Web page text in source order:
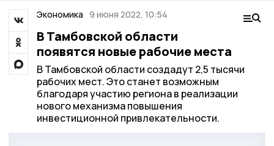
Экономика 9 июня 2022, 10:54
В Тамбовской области
появятся новые рабочие места
В Тамбовской области создадут 2,5 тысячи
рабочих мест. Это станет возможным
благодаря участию региона в реализации
нового механизма повышения
инвестиционной привлекательности.